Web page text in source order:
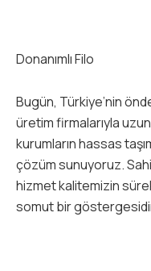
Donanımlı Filo
Bugün, Türkiye’nin
üretim firmalarıyla
kurumların hassas
çözüm sunuyoruz.
hizmet kalitemizin
somut bir